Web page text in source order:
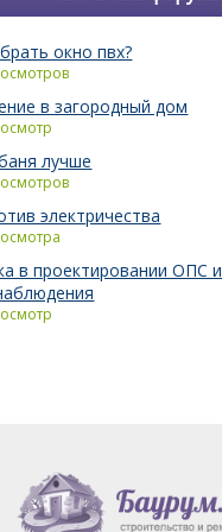
окно пвх?
в загородный дом
лучше
электричества
в проектировании ОПС и